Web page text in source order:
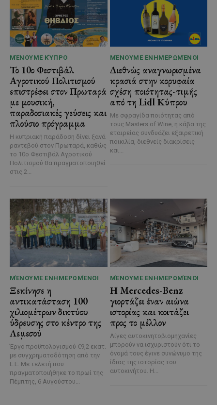
ΜΈΝΟΥΜΕ ΚΎΠΡΟ
Το 10ο Φεστιβάλ
Αγροτικού Πολιτισμού
επιστρέφει στον Πρωταρά
με μουσική,
παραδοσιακές γεύσεις και
πλούσιο πρόγραμμα
Η κυπριακή παράδοση δίνει ξανά
ραντεβού στον Πρωταρά, καθώς
το 10ο Φεστιβάλ Αγροτικού
Πολιτισμού θα πραγματοποιηθεί
στις 2...
ΜΈΝΟΥΜΕ ΕΝΗΜΕΡΩΜΈΝΟΙ
Διεθνώς αναγνωρισμένα
κρασιά στην κορυφαία
σχέση ποιότητας-τιμής
από τη Lidl Κύπρου
Με σφραγίδα ποιότητας από
τους Masters of Wine, η κάβα της
εταιρείας συνδυάζει εξαιρετική
ποικιλία, διεθνείς διακρίσεις
και...
ΜΈΝΟΥΜΕ ΕΝΗΜΕΡΩΜΈΝΟΙ
Ξεκίνησε η
αντικατάσταση 100
χιλιομέτρων δικτύου
ύδρευσης στο κέντρο της
Λεμεσού
Έργο προϋπολογισμού €9,2 εκατ.
με συγχρηματοδότηση από την
Ε.Ε. Με τελετή που
πραγματοποιήθηκε το πρωί της
Πέμπτης, 6 Αυγούστου...
ΜΈΝΟΥΜΕ ΕΝΗΜΕΡΩΜΈΝΟΙ
Η Mercedes-Benz
γιορτάζει έναν αιώνα
ιστορίας και κοιτάζει
προς το μέλλον
Λίγες αυτοκινητοβιομηχανίες
μπορούν να ισχυριστούν ότι το
όνομά τους έγινε συνώνυμο της
ίδιας της ιστορίας του
αυτοκινήτου. Η...